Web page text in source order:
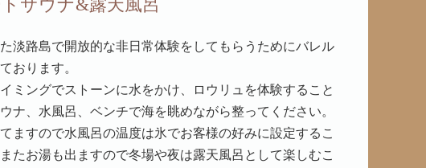
サウナ&露天風呂
淡路島で開放的な非日常体験をしてもらうためにバレル
おります。
ミングでストーンに水をかけ、ロウリュを体験すること
ナ、水風呂、ベンチで海を眺めながら整ってください。
ますので水風呂の温度は氷でお客様の好みに設定するこ
たお湯も出ますので冬場や夜は露天風呂として楽しむこ